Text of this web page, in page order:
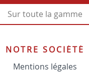
Sur toute la gamme
NOTRE SOCIÉTÉ
Mentions légales